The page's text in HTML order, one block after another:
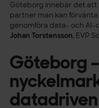
Göteborg innebär det att
partner man kan
genomföra data- och AI-
Johan Torstensson, EVP
Göteborg